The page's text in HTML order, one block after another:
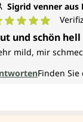
Sigrid venner aus
und schön hell
mild, mir
Finden